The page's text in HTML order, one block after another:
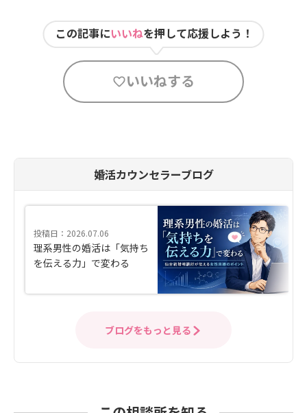
この記事にいいねを押して応援しよう！
いいねする
婚活カウンセラーブログ
投稿日：2026.07.06
理系男性の婚活は「気持ち
を伝える力」で変わる
ブログをもっと見る